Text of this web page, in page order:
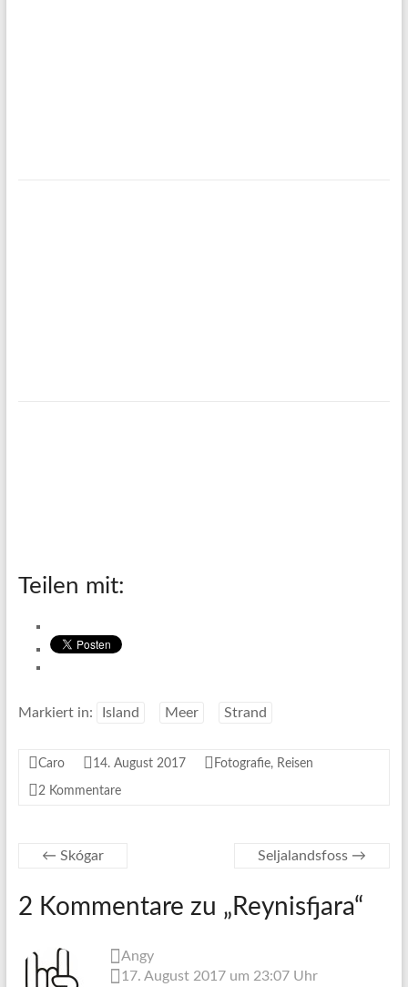
Teilen mit:
Markiert in: Island Meer Strand
Caro 14. August 2017 Fotografie, Reisen
2 Kommentare
← Skógar Seljalandsfoss →
2 Kommentare zu „ Reynisfjara“
Angy
17. August 2017 um 23:07 Uhr